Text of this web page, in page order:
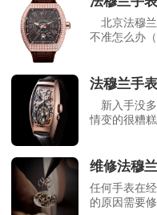
北京法穆兰
不准怎么办
法穆兰手
新入手没多
情变的很糟
维修法穆
任何手表在
的原因需要